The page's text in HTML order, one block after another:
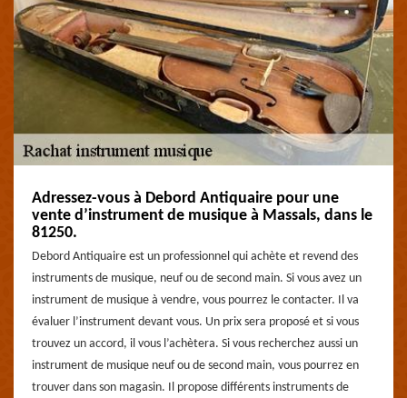
Adressez-vous à Debord Antiquaire pour une
vente d’instrument de musique à Massals, dans le
81250.
Debord Antiquaire est un professionnel qui achète et revend des
instruments de musique, neuf ou de second main. Si vous avez un
instrument de musique à vendre, vous pourrez le contacter. Il va
évaluer l’instrument devant vous. Un prix sera proposé et si vous
trouvez un accord, il vous l’achètera. Si vous recherchez aussi un
instrument de musique neuf ou de second main, vous pourrez en
trouver dans son magasin. Il propose différents instruments de